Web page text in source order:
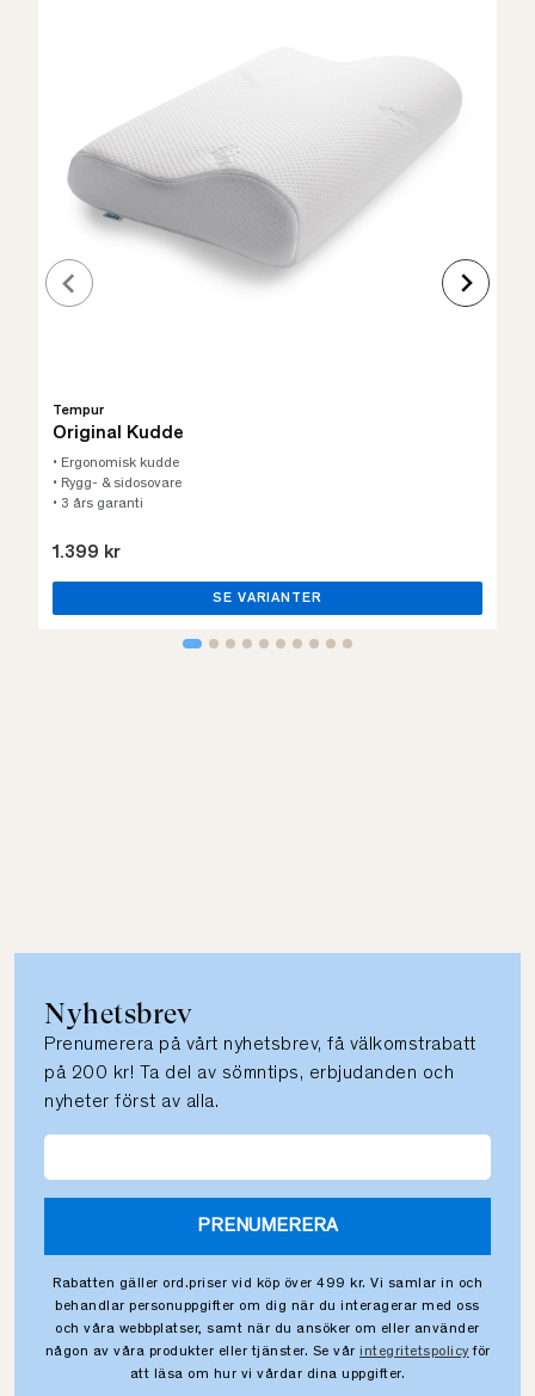
Tempur
Original Kudde
• Ergonomisk kudde
• Rygg- & sidosovare
• 3 års garanti
1.399 kr
SE VARIANTER
Nyhetsbrev
Prenumerera på vårt nyhetsbrev, få välkomstrabatt
på 200 kr! Ta del av sömntips, erbjudanden och
nyheter först av alla.
PRENUMERERA
Rabatten gäller ord.priser vid köp över 499 kr. Vi samlar in och
behandlar personuppgifter om dig när du interagerar med oss
och våra webbplatser, samt när du ansöker om eller använder
någon av våra produkter eller tjänster. Se vår integritetspolicy för
att läsa om hur vi vårdar dina uppgifter.